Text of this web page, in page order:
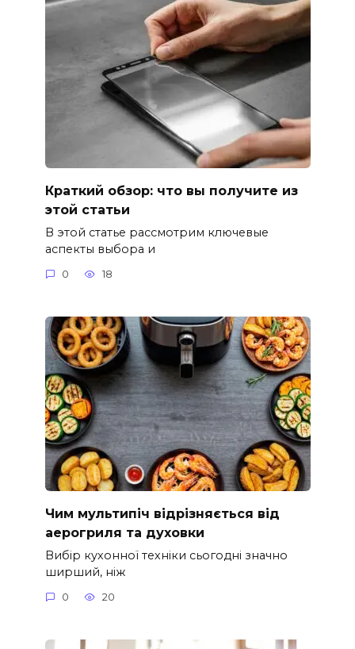
Краткий обзор: что вы получите из
этой статьи
В этой статье рассмотрим ключевые
аспекты выбора и
0 18
Чим мультипіч відрізняється від
аерогриля та духовки
Вибір кухонної техніки сьогодні значно
ширший, ніж
0 20